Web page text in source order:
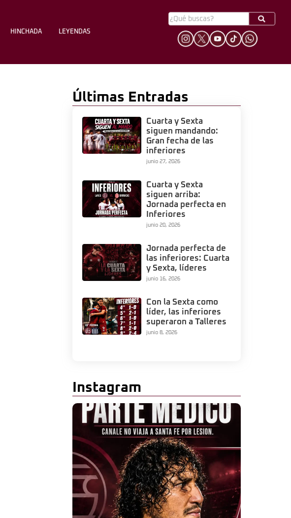
CLUB STAFF HINCHADA
HINCHADA LEYENDAS
Últimas Entradas
Cuarta y Sexta
siguen mandando:
Gran fecha de las
inferiores
junio 27, 2026
Cuarta y Sexta
siguen arriba:
Jornada perfecta en
Inferiores
junio 20, 2026
Jornada perfecta de
las inferiores: Cuarta
y Sexta, líderes
junio 16, 2026
Con la Sexta como
líder, las inferiores
superaron a Talleres
junio 8, 2026
Instagram